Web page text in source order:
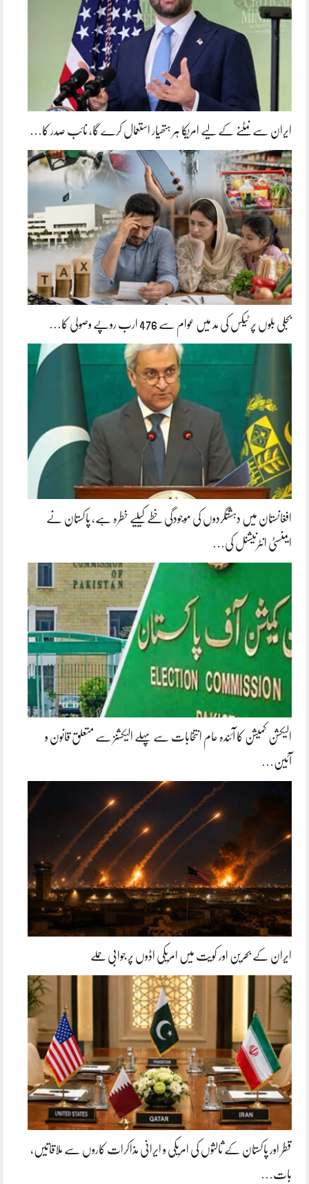
ایران سے نمٹنے کے لیے امریکا ہر ہتھیار استعمال کرے گا، نائب صدر کا…
بجلی بلوں پر ٹیکس کی مد میں عوام سے 476 ارب روپے وصولی کا…
افغانستان میں دہشتگردوں کی موجودگی خطے کیلیے خطرہ ہے، پاکستان نے
ایمنسٹی انٹرنیشنل کی…
الیکشن کمیشن کا آئندہ عام انتخابات سے پہلے الیکشنز سے متعلق قانون و
آئین…
ایران کے بحرین اور کویت میں امریکی اڈوں پر جوابی حملے
قطر اور پاکستان کے ثالثوں کی امریکی و ایرانی مذاکرات کاروں سے ملاقاتیں،
بات…